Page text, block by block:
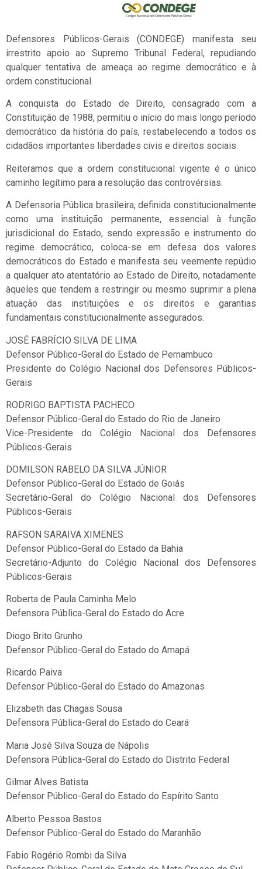
Defensores Públicos-Gerais (CONDEGE) manifesta seu
irrestrito apoio ao Supremo Tribunal Federal, repudiando
qualquer tentativa de ameaça ao regime democrático e à
ordem constitucional.
A conquista do Estado de Direito, consagrado com a
Constituição de 1988, permitiu o início do mais longo período
democrático da história do país, restabelecendo a todos os
cidadãos importantes liberdades civis e direitos sociais.
Reiteramos que a ordem constitucional vigente é o único
caminho legítimo para a resolução das controvérsias.
A Defensoria Pública brasileira, definida constitucionalmente
como uma instituição permanente, essencial à função
jurisdicional do Estado, sendo expressão e instrumento do
regime democrático, coloca-se em defesa dos valores
democráticos do Estado e manifesta seu veemente repúdio
a qualquer ato atentatório ao Estado de Direito, notadamente
àqueles que tendem a restringir ou mesmo suprimir a plena
atuação das instituições e os direitos e garantias
fundamentais constitucionalmente assegurados.
JOSÉ FABRÍCIO SILVA DE LIMA
Defensor Público-Geral do Estado de Pernambuco
Presidente do Colégio Nacional dos Defensores Públicos-
Gerais
RODRIGO BAPTISTA PACHECO
Defensor Público-Geral do Estado do Rio de Janeiro
Vice-Presidente do Colégio Nacional dos Defensores
Públicos-Gerais
DOMILSON RABELO DA SILVA JÚNIOR
Defensor Público-Geral do Estado de Goiás
Secretário-Geral do Colégio Nacional dos Defensores
Públicos-Gerais
RAFSON SARAIVA XIMENES
Defensor Público-Geral do Estado da Bahia
Secretário-Adjunto do Colégio Nacional dos Defensores
Públicos-Gerais
Roberta de Paula Caminha Melo
Defensora Pública-Geral do Estado do Acre
Diogo Brito Grunho
Defensor Público-Geral do Estado do Amapá
Ricardo Paiva
Defensor Público-Geral do Estado do Amazonas
Elizabeth das Chagas Sousa
Defensora Pública-Geral do Estado do Ceará
Maria José Silva Souza de Nápolis
Defensora Pública-Geral do Estado do Distrito Federal
Gilmar Alves Batista
Defensor Público-Geral do Estado do Espírito Santo
Alberto Pessoa Bastos
Defensor Público-Geral do Estado do Maranhão
Fabio Rogério Rombi da Silva